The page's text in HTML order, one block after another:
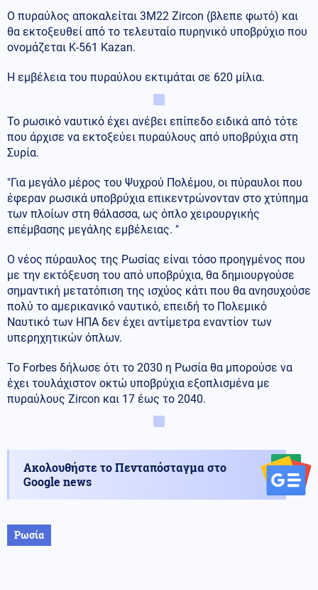
Ο πυραύλος αποκαλείται 3M22 Zircon (βλεπε φωτό) και
θα εκτοξευθεί από το τελευταίο πυρηνικό υποβρύχιο που
ονομάζεται K-561 Kazan.
Η εμβέλεια του πυραύλου εκτιμάται σε 620 μίλια.
Το ρωσικό ναυτικό έχει ανέβει επίπεδο ειδικά από τότε
που άρχισε να εκτοξεύει πυραύλους από υποβρύχια στη
Συρία.
"Για μεγάλο μέρος του Ψυχρού Πολέμου, οι πύραυλοι που
έφεραν ρωσικά υποβρύχια επικεντρώνονταν στο χτύπημα
των πλοίων στη θάλασσα, ως όπλο χειρουργικής
επέμβασης μεγάλης εμβέλειας. "
Ο νέος πύραυλος της Ρωσίας είναι τόσο προηγμένος που
με την εκτόξευση του από υποβρύχια, θα δημιουργούσε
σημαντική μετατόπιση της ισχύος κάτι που θα ανησυχούσε
πολύ το αμερικανικό ναυτικό, επειδή το Πολεμικό
Ναυτικό των ΗΠΑ δεν έχει αντίμετρα εναντίον των
υπερηχητικών όπλων.
Το Forbes δήλωσε ότι το 2030 η Ρωσία θα μπορούσε να
έχει τουλάχιστον οκτώ υποβρύχια εξοπλισμένα με
πυραύλους Zircon και 17 έως το 2040.
Ακολουθήστε το Πενταπόσταγμα στο
Google news
Ρωσία